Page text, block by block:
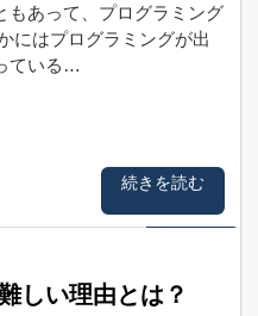
もあって、プログラミング
にはプログラミングが出
ている…
続きを読む
しい理由とは？